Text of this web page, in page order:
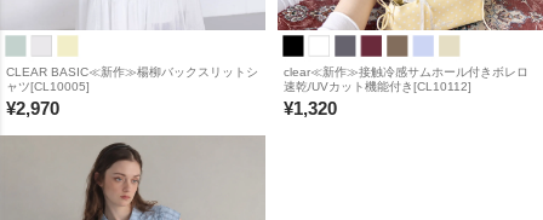
CLEAR BASIC≪新作≫楊柳バックスリットシ
ャツ[CL10005]
¥2,970
clear≪新作≫接触冷感サムホール付きボレロ
速乾/UVカット機能付き[CL10112]
¥1,320